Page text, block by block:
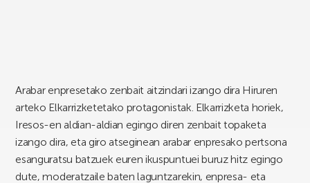
Arabar enpresetako zenbait aitzindari izango dira Hiruren
arteko Elkarrizketetako protagonistak. Elkarrizketa horiek,
Iresos-en aldian-aldian egingo diren zenbait topaketa
izango dira, eta giro atseginean arabar enpresako pertsona
esanguratsu batzuek euren ikuspuntuei buruz hitz egingo
dute, moderatzaile baten laguntzarekin, enpresa- eta